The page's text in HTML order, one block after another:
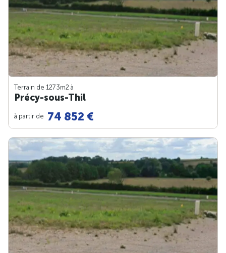
Terrain de 1273m2 à
Précy-sous-Thil
à partir de 74 852 €